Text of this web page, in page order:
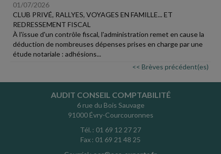
01/07/2026
CLUB PRIVÉ, RALLYES, VOYAGES EN FAMILLE... ET
REDRESSEMENT FISCAL
À l'issue d'un contrôle fiscal, l'administration remet en cause la
déduction de nombreuses dépenses prises en charge par une
étude notariale : adhésions...
<< Brèves précédent(es)
AUDIT CONSEIL COMPTABILITÉ
6 rue du Bois Sauvage
91000 Évry-Courcouronnes
Tél. : 01 69 12 27 27
Fax : 01 69 21 48 25